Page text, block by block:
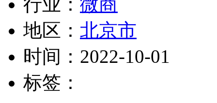
地区： 北京市
时间： 2022-10-01
标签：